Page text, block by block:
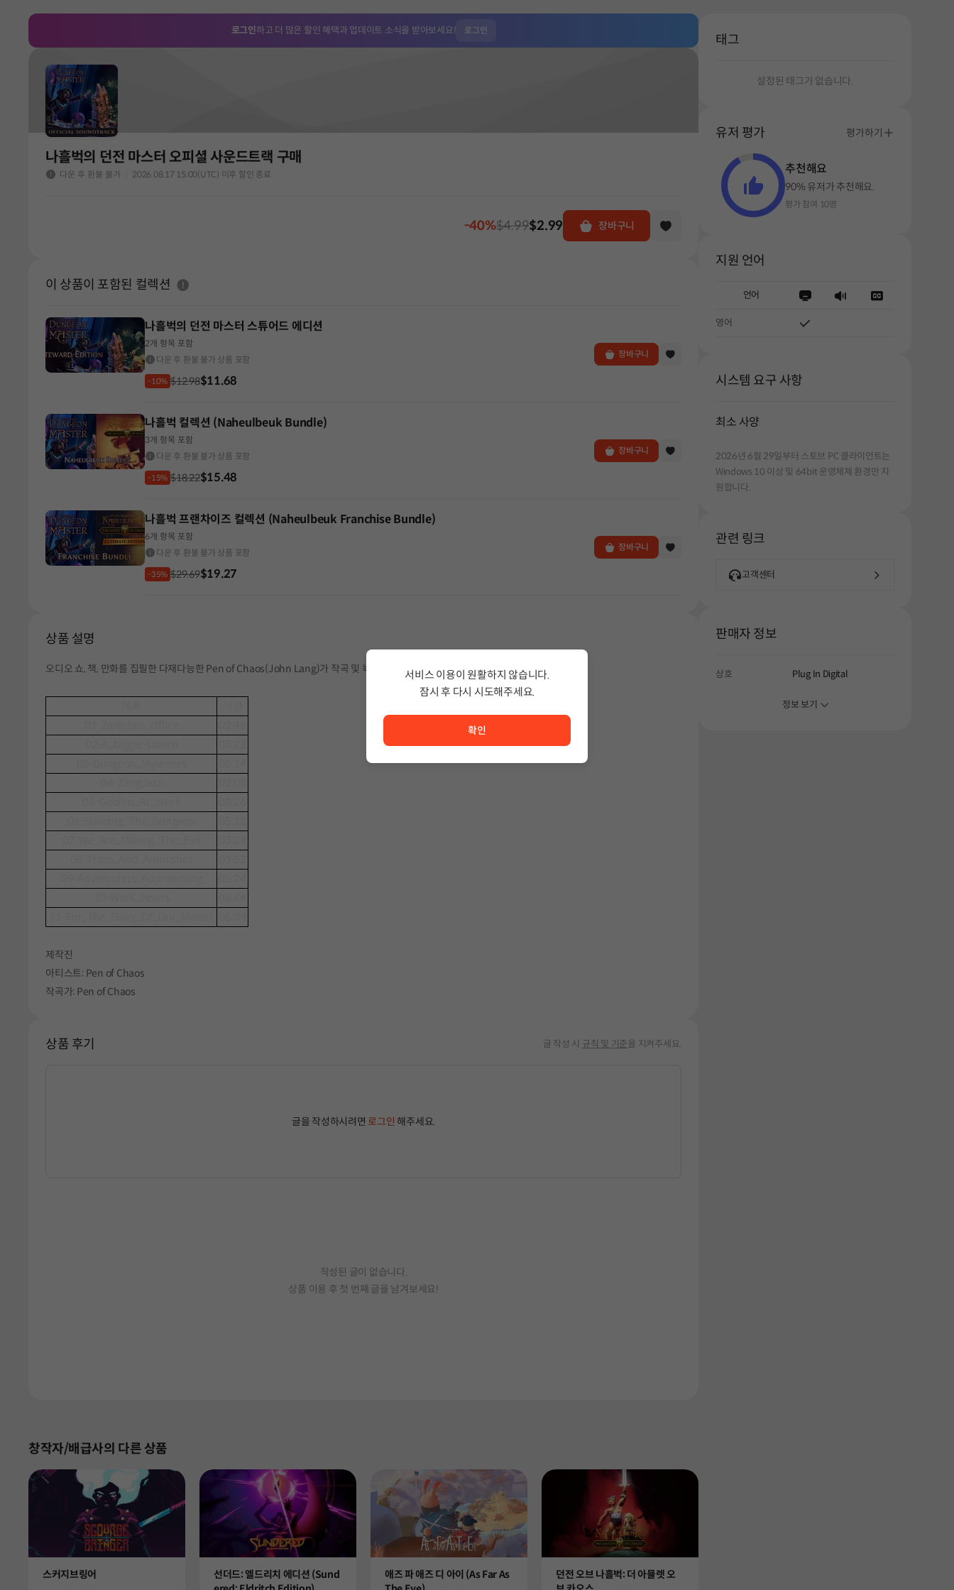
로그인하고 더 많은 할인 혜택과 업데이트 소식을 받아보세요! 로그인
나흘벅의 던전 마스터 오피셜 사운드트랙 구매
다운 후 환불 불가 2026.08.17 15:00(UTC) 이후 할인 종료
-40%$4.99$2.99 장바구니
이 상품이 포함된 컬렉션 도움말
나흘벅의 던전 마스터 스튜어드 에디션
2개 항목 포함
다운 후 환불 불가 상품 포함
-10% $12.98$11.68
장바구니
나흘벅 컬렉션 (Naheulbeuk Bundle)
3개 항목 포함
다운 후 환불 불가 상품 포함
-15% $18.22$15.48
장바구니
나흘벅 프랜차이즈 컬렉션 (Naheulbeuk Franchise Bundle)
6개 항목 포함
다운 후 환불 불가 상품 포함
-35% $29.69$19.27
장바구니
상품 설명
오디오 쇼, 책, 만화를 집필한 다재다능한 Pen of Chaos(John Lang)가 작곡 및 녹음한 사운드트랙입니다.
제작진
아티스트: Pen of Chaos
작곡가: Pen of Chaos
상품 후기 글 작성 시 규칙 및 기준을 지켜주세요.
글을 작성하시려면 로그인 해주세요.
작성된 글이 없습니다.
상품 이용 후 첫 번째 글을 남겨보세요!
창작자/배급사의 다른 상품
Product
스커지브링어 Product
선더드: 엘드리치 에디션 (Sund
Product
애즈 파 애즈 디 아이 (As Far As
Product
던전 오브 나흘벅: 더 아뮬렛 오
태그
설정된 태그가 없습니다.
유저 평가 평가하기
추천해요
90% 유저가 추천해요.
평가 참여 10명
지원 언어
언어
영어
시스템 요구 사항
최소 사양
2026년 6월 29일부터 스토브 PC 클라이언트는
Windows 10 이상 및 64bit 운영체제 환경만 지
원합니다.
관련 링크
고객센터
판매자 정보
상호 Plug In Digital
정보 보기
서비스 이용이 원활하지 않습니다.
잠시 후 다시 시도해주세요.
확인